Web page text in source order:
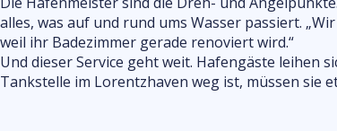
alles, was auf und rund ums Wasser passiert.
weil ihr Badezimmer gerade renoviert wird.“
Und dieser Service geht weit. Hafengäste leihen
Tankstelle im Lorentzhaven weg ist, müssen sie